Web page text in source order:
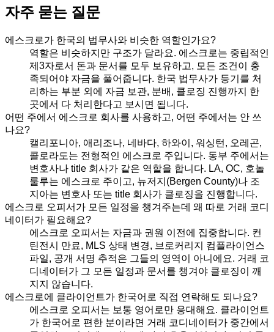
자주 묻는 질문
에스크로가 한국의 법무사와 비슷한 역할인가요?
역할은 비슷하지만 구조가 달라요. 에스크로는 중립적인
제3자로서 돈과 문서를 모두 보유하고, 모든 조건이 충
족되어야 자금을 풀어줍니다. 한국 법무사가 등기를 처
리하는 부분 외에 자금 보관, 분배, 클로징 진행까지 한
곳에서 다 처리한다고 보시면 됩니다.
어떤 주에서 에스크로 회사를 사용하고, 어떤 주에서는 안 쓰
나요?
캘리포니아, 애리조나, 네바다, 하와이, 워싱턴, 오레곤,
콜로라도는 전형적인 에스크로 주입니다. 동부 주에서는
변호사나 title 회사가 같은 역할을 합니다. LA, OC, 호놀
룰루는 에스크로 주이고, 뉴저지(Bergen County)나 조
지아는 변호사 또는 title 회사가 클로징을 진행합니다.
에스크로 오피서가 모든 일정을 챙겨주는데 왜 따로 거래 코디
네이터가 필요해요?
에스크로 오피서는 자금과 권원 이전에 집중합니다. 컨
틴전시 만료, MLS 상태 변경, 브로커리지 컴플라이언스
파일, 공개 서명 추적은 그들의 영역이 아니에요. 거래 코
디네이터가 그 모든 일정과 문서를 챙겨야 클로징이 깨
지지 않습니다.
에스크로에 클라이언트가 한국어로 직접 연락해도 되나요?
에스크로 오피서는 보통 영어로만 응대해요. 클라이언트
가 한국어로 편한 분이라면 거래 코디네이터가 중간에서